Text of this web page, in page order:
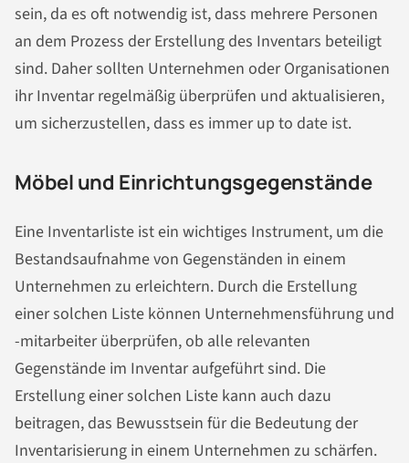
sein, da es oft notwendig ist, dass mehrere Personen
an dem Prozess der Erstellung des Inventars beteiligt
sind. Daher sollten Unternehmen oder Organisationen
ihr Inventar regelmäßig überprüfen und aktualisieren,
um sicherzustellen, dass es immer up to date ist.
Möbel und Einrichtungsgegenstände
Eine Inventarliste ist ein wichtiges Instrument, um die
Bestandsaufnahme von Gegenständen in einem
Unternehmen zu erleichtern. Durch die Erstellung
einer solchen Liste können Unternehmensführung und
-mitarbeiter überprüfen, ob alle relevanten
Gegenstände im Inventar aufgeführt sind. Die
Erstellung einer solchen Liste kann auch dazu
beitragen, das Bewusstsein für die Bedeutung der
Inventarisierung in einem Unternehmen zu schärfen.